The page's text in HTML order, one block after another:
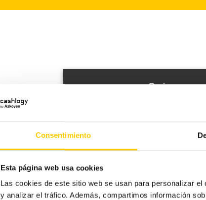
Consentimiento
Esta página web usa cookies
Las cookies de este sitio web se usan para personalizar
y analizar el tráfico. Además, compartimos información
¿Quieres